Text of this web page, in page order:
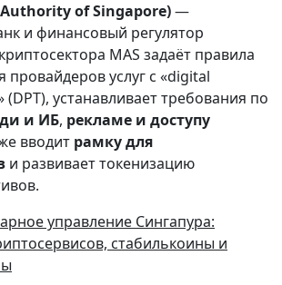
of Singapore)—
и финансовый регулятор
MAS задаёт правила
провайдеров услуг с «digital
устанавливает требования по
и ИБ, рекламе и доступу
вводит рамку для
и развивает токенизацию